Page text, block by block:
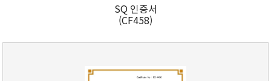
SQ 인증서
(CF458)